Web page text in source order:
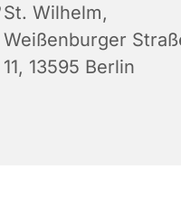
St. Wilhelm,
Weißenburger
11, 13595 Berlin